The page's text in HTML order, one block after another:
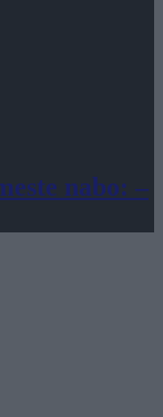
nabo: –